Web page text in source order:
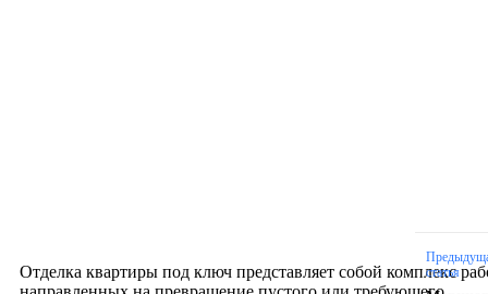
Отделка квартиры под ключ представляет собой комплекс
статья